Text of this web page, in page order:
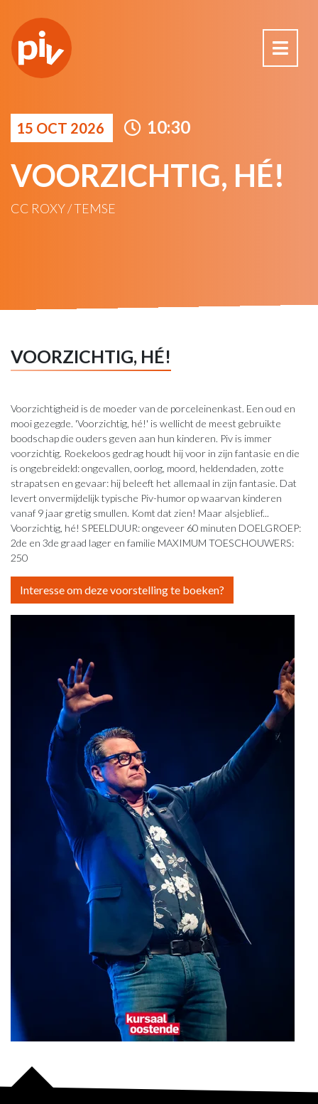
15 OCT 2026 10:30
VOORZICHTIG, HÉ!
CC ROXY / TEMSE
VOORZICHTIG, HÉ!
Voorzichtigheid is de moeder van de porceleinenkast. Een oud en
mooi gezegde. 'Voorzichtig, hé!' is wellicht de meest gebruikte
boodschap die ouders geven aan hun kinderen. Piv is immer
voorzichtig. Roekeloos gedrag houdt hij voor in zijn fantasie en die
is ongebreideld: ongevallen, oorlog, moord, heldendaden, zotte
strapatsen en gevaar: hij beleeft het allemaal in zijn fantasie. Dat
levert onvermijdelijk typische Piv-humor op waarvan kinderen
vanaf 9 jaar gretig smullen. Komt dat zien! Maar alsjeblief...
Voorzichtig, hé! SPEELDUUR: ongeveer 60 minuten DOELGROEP:
2de en 3de graad lager en familie MAXIMUM TOESCHOUWERS:
250
Interesse om deze voorstelling te boeken?